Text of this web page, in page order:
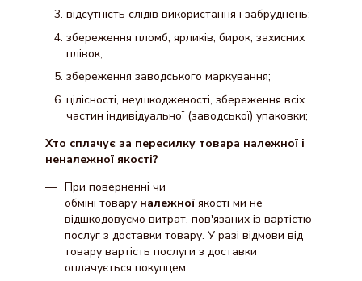
відсутність слідів використання і забруднень;
збереження пломб, ярликів, бирок, захисних
плівок;
збереження заводського маркування;
цілісності, неушкодженості, збереження всіх
частин індивідуальної (заводської) упаковки;
Хто сплачує за пересилку товара належної і
неналежної якості?
При поверненні чи
обміні товару належної якості ми не
відшкодовуємо витрат, пов'язаних із вартістю
послуг з доставки товару. У разі відмови від
товару вартість послуги з доставки
оплачується покупцем.